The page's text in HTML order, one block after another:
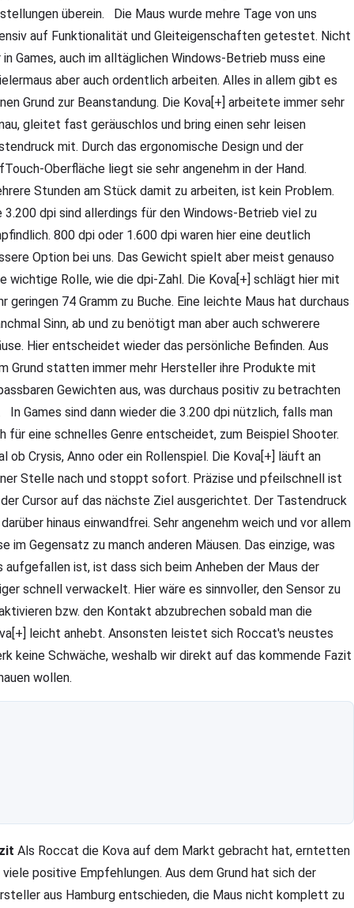
überein. Die Maus wurde mehre Tage von uns
auf Funktionalität und Gleiteigenschaften getestet. Nicht
in Games, auch im alltäglichen Windows-Betrieb muss eine
aber auch ordentlich arbeiten. Alles in allem gibt es
Grund zur Beanstandung. Die Kova[+] arbeitete immer sehr
gleitet fast geräuschlos und bring einen sehr leisen
mit. Durch das ergonomische Design und der
Oberfläche liegt sie sehr angenehm in der Hand.
Stunden am Stück damit zu arbeiten, ist kein Problem.
3.200 dpi sind allerdings für den Windows-Betrieb viel zu
800 dpi oder 1.600 dpi waren hier eine deutlich
Option bei uns. Das Gewicht spielt aber meist genauso
wichtige Rolle, wie die dpi-Zahl. Die Kova[+] schlägt hier mit
geringen 74 Gramm zu Buche. Eine leichte Maus hat durchaus
Sinn, ab und zu benötigt man aber auch schwerere
Hier entscheidet wieder das persönliche Befinden. Aus
Grund statten immer mehr Hersteller ihre Produkte mit
Gewichten aus, was durchaus positiv zu betrachten
In Games sind dann wieder die 3.200 dpi nützlich, falls man
für eine schnelles Genre entscheidet, zum Beispiel Shooter.
ob Crysis, Anno oder ein Rollenspiel. Die Kova[+] läuft an
Stelle nach und stoppt sofort. Präzise und pfeilschnell ist
Cursor auf das nächste Ziel ausgerichtet. Der Tastendruck
hinaus einwandfrei. Sehr angenehm weich und vor allem
im Gegensatz zu manch anderen Mäusen. Das einzige, was
aufgefallen ist, ist dass sich beim Anheben der Maus der
schnell verwackelt. Hier wäre es sinnvoller, den Sensor zu
bzw. den Kontakt abzubrechen sobald man die
leicht anhebt. Ansonsten leistet sich Roccat's neustes
keine Schwäche, weshalb wir direkt auf das kommende Fazit
wollen.
Als Roccat die Kova auf dem Markt gebracht hat, erntetten
viele positive Empfehlungen. Aus dem Grund hat sich der
aus Hamburg entschieden, die Maus nicht komplett zu